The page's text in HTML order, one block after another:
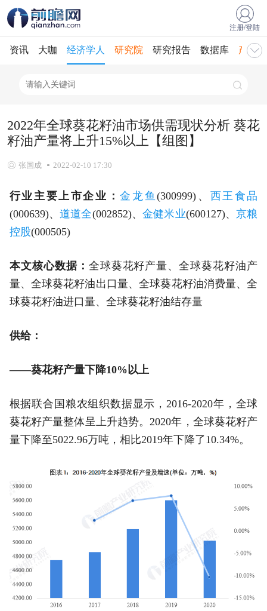
注册/登陆
资讯 大咖 经济学人 研究院 研究报告 数据库 产业
2022年全球葵花籽油市场供需现状分析 葵花
籽油产量将上升15%以上【组图】
张国成 2022-02-10 17:30
行业主要上市企业：金龙鱼(300999)、 西王食品
(000639)、 道道全(002852)、金健米业(600127)、京粮
控股(000505)
本文核心数据： 全球葵花籽产量、全球葵花籽油产
量、全球葵花籽油出口量、全球葵花籽油消费量、全
球葵花籽油进口量、全球葵花籽油结存量
供给：
——葵花籽产量下降10%以上
根据联合国粮农组织数据显示，2016-2020年，全球
葵花籽产量整体呈上升趋势。2020年，全球葵花籽产
量下降至5022.96万吨，相比2019年下降了10.34%。